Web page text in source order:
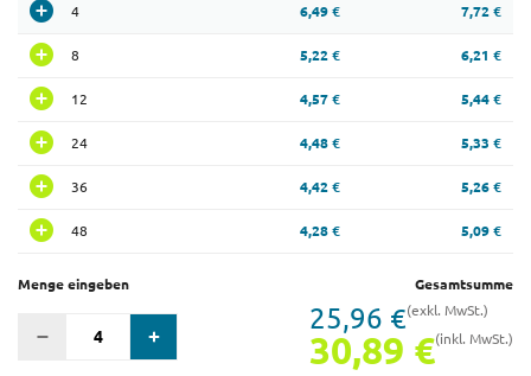
4 6,49 € 7,72 €
8 5,22 € 6,21 €
12 4,57 € 5,44 €
24 4,48 € 5,33 €
36 4,42 € 5,26 €
48 4,28 € 5,09 €
Menge eingeben Gesamtsumme
25,96 €(exkl. MwSt.)
30,89 €(inkl. MwSt.)